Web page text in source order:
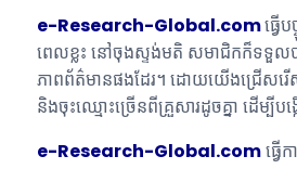
e-Research-Global.comធ្វើ
ពេលខ្លះ នៅចុងស្ទង់មតិ សមាជិកក៏ទទួលប
ភាពព័ត៌មានផងដែរ។ ដោយយើងជ្រើសរ
និងចុះឈ្មោះច្រើនពីគ្រួសារដូចគ្នា ដើម្
e-Research-Global.comធ្វើ